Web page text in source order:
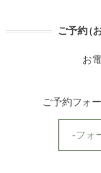
ご予約 (
お
ご予約フォ
-フォ